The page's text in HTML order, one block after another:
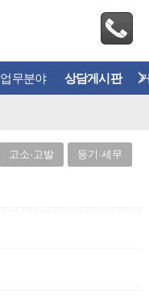
업무분야 상담게시판
고소·고발 등기·세무